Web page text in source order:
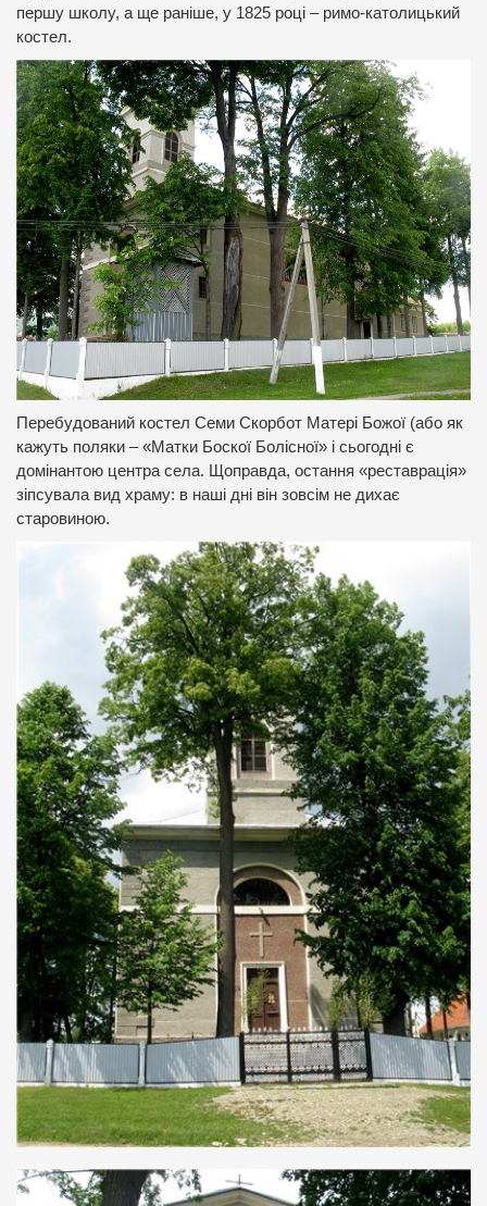
першу школу, а ще раніше, у 1825 році – римо-католицький
костел.
Перебудований костел Семи Скорбот Матері Божої (або як
кажуть поляки – «Матки Боскої Болісної» і сьогодні є
домінантою центра села. Щоправда, остання «реставрація»
зіпсувала вид храму: в наші дні він зовсім не дихає
старовиною.